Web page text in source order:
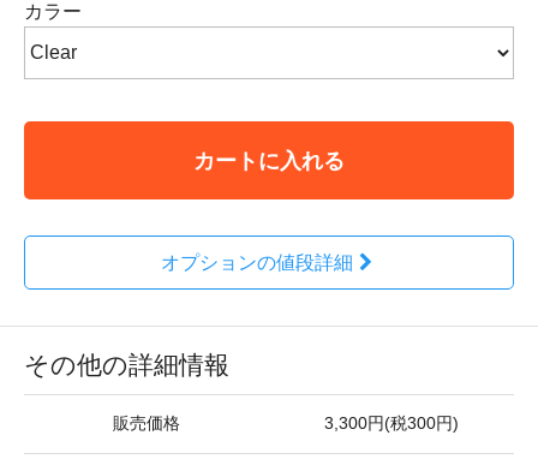
カラー
カートに入れる
オプションの値段詳細
その他の詳細情報
販売価格 3,300円(税300円)